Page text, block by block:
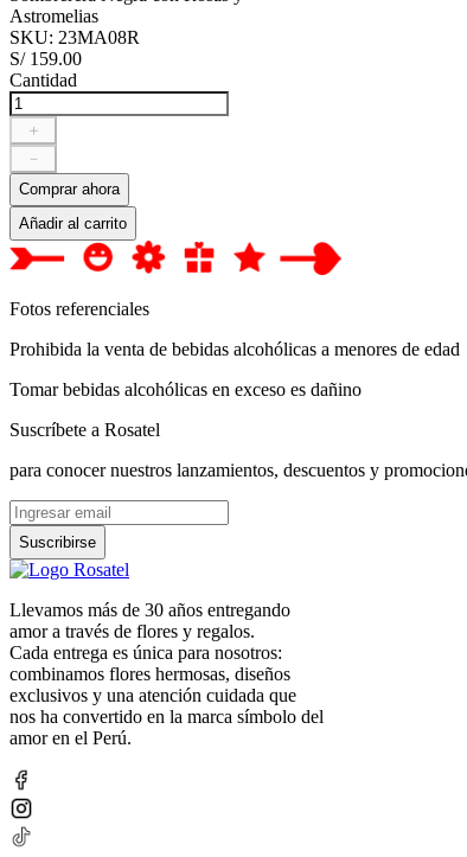
Astromelias
SKU: 23MA08R
S/ 159.00
Cantidad
＋
－
Comprar ahora
Añadir al carrito
Fotos referenciales
Prohibida la venta de bebidas alcohólicas a menores de edad
Tomar bebidas alcohólicas en exceso es dañino
Suscríbete a Rosatel
para conocer nuestros lanzamientos, descuentos y
Suscribirse
Llevamos más de 30 años entregando
amor a través de flores y regalos.
Cada entrega es única para nosotros:
combinamos flores hermosas, diseños
exclusivos y una atención cuidada que
nos ha convertido en la marca símbolo del
amor en el Perú.